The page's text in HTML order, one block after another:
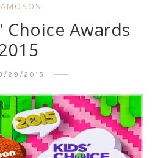
Choice Awards
29/2015